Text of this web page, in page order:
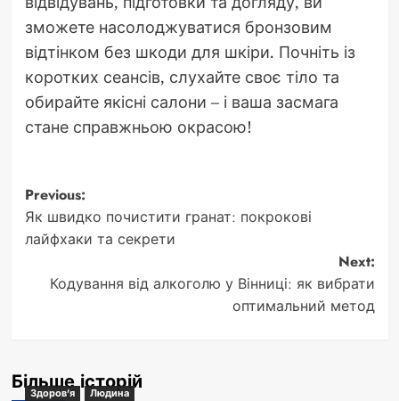
зможете насолоджуватися бронзовим
відтінком без шкоди для шкіри. Почніть із
коротких сеансів, слухайте своє тіло та
обирайте якісні салони – і ваша засмага
стане справжньою окрасою!
Post
navigation
Previous:
Як швидко почистити гранат: покрокові
лайфхаки та секрети
Next:
Кодування від алкоголю у Вінниці: як вибрати
оптимальний метод
Більше історій
Здоров'я Людина